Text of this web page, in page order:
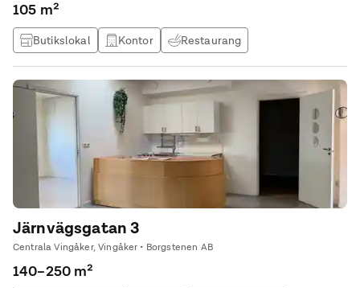
105 m²
Butikslokal Kontor
Restaurang
Träningslokal / gym
Järnvägsgatan 3
Centrala Vingåker, Vingåker • Borgstenen AB
140–250 m²